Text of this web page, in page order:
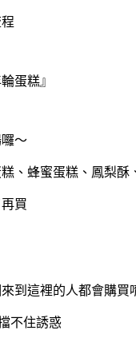
蛋糕』
～
、蜂蜜蛋糕、鳳梨酥
買
到這裡的人都會購買
不住誘惑